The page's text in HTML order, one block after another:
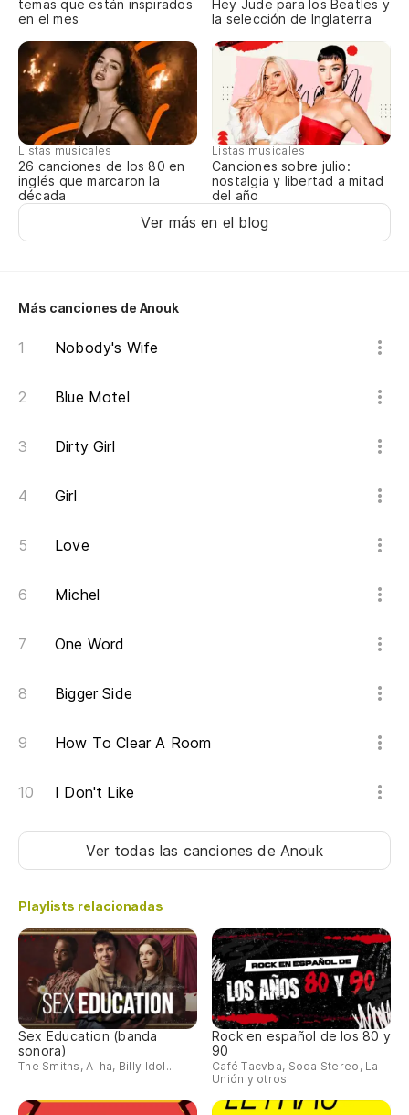
temas que están inspirados
en el mes
Hey Jude para los Beatles y
la selección de Inglaterra
Listas musicales
26 canciones de los 80 en
inglés que marcaron la
década
Listas musicales
Canciones sobre julio:
nostalgia y libertad a mitad
del año
Ver más en el blog
Más canciones de Anouk
Nobody's Wife
Blue Motel
Dirty Girl
Girl
Love
Michel
One Word
Bigger Side
How To Clear A Room
I Don't Like
Ver todas las cancionesde Anouk
Playlists relacionadas
Sex Education (banda
sonora)
The Smiths, A-ha, Billy Idol...
Rock en español de los 80 y
90
Café Tacvba, Soda Stereo, La
Unión y otros